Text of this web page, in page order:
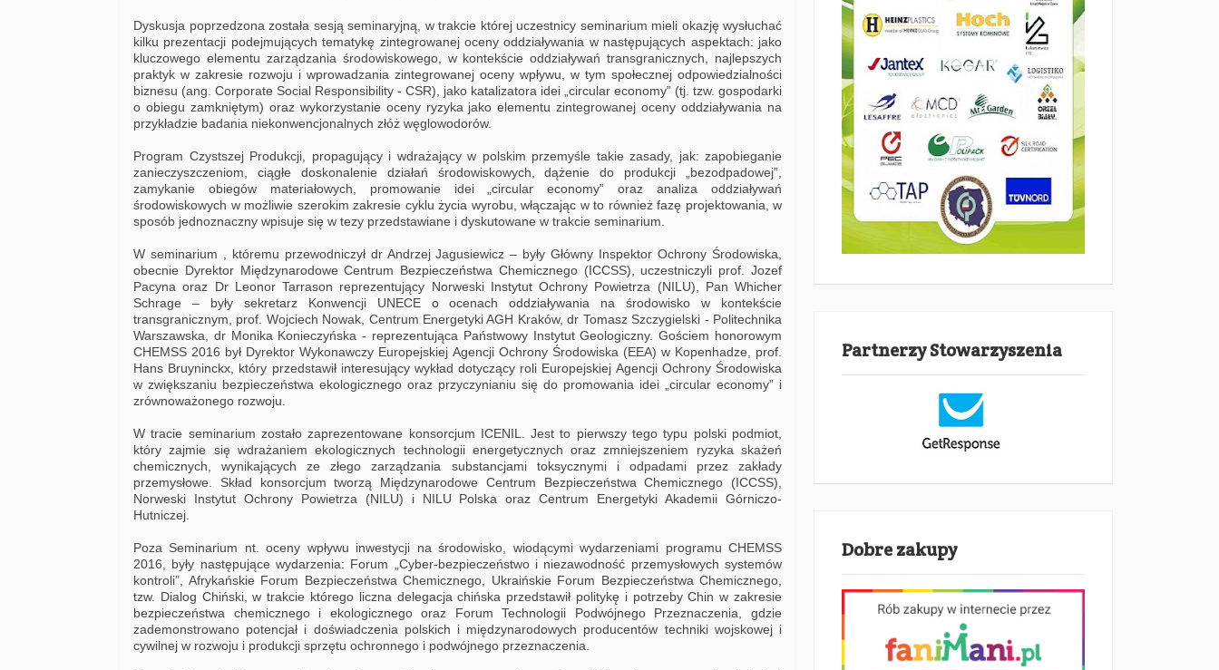
Dyskusja poprzedzona została sesją seminaryjną, w trakcie której uczestnicy seminarium mieli okazję wysłuchać
kilku prezentacji podejmujących tematykę zintegrowanej oceny oddziaływania w następujących aspektach: jako
kluczowego elementu zarządzania środowiskowego, w kontekście oddziaływań transgranicznych, najlepszych
praktyk w zakresie rozwoju i wprowadzania zintegrowanej oceny wpływu, w tym społecznej odpowiedzialności
biznesu (ang. Corporate Social Responsibility - CSR), jako katalizatora idei „circular economy” (tj. tzw. gospodarki
o obiegu zamkniętym) oraz wykorzystanie oceny ryzyka jako elementu zintegrowanej oceny oddziaływania na
przykładzie badania niekonwencjonalnych złóż węglowodorów.
Program Czystszej Produkcji, propagujący i wdrażający w polskim przemyśle takie zasady, jak: zapobieganie
zanieczyszczeniom, ciągłe doskonalenie działań środowiskowych, dążenie do produkcji „bezodpadowej”,
zamykanie obiegów materiałowych, promowanie idei „circular economy” oraz analiza oddziaływań
środowiskowych w możliwie szerokim zakresie cyklu życia wyrobu, włączając w to również fazę projektowania, w
sposób jednoznaczny wpisuje się w tezy przedstawiane i dyskutowane w trakcie seminarium.
W seminarium , któremu przewodniczył dr Andrzej Jagusiewicz – były Główny Inspektor Ochrony Środowiska,
obecnie Dyrektor Międzynarodowe Centrum Bezpieczeństwa Chemicznego (ICCSS), uczestniczyli prof. Jozef
Pacyna oraz Dr Leonor Tarrason reprezentujący Norweski Instytut Ochrony Powietrza (NILU), Pan Whicher
Schrage – były sekretarz Konwencji UNECE o ocenach oddziaływania na środowisko w kontekście
transgranicznym, prof. Wojciech Nowak, Centrum Energetyki AGH Kraków, dr Tomasz Szczygielski - Politechnika
Warszawska, dr Monika Konieczyńska - reprezentująca Państwowy Instytut Geologiczny. Gościem honorowym
CHEMSS 2016 był Dyrektor Wykonawczy Europejskiej Agencji Ochrony Środowiska (EEA) w Kopenhadze, prof.
Hans Bruyninckx, który przedstawił interesujący wykład dotyczący roli Europejskiej Agencji Ochrony Środowiska
w zwiększaniu bezpieczeństwa ekologicznego oraz przyczynianiu się do promowania idei „circular economy” i
zrównoważonego rozwoju.
W tracie seminarium zostało zaprezentowane konsorcjum ICENIL. Jest to pierwszy tego typu polski podmiot,
który zajmie się wdrażaniem ekologicznych technologii energetycznych oraz zmniejszeniem ryzyka skażeń
chemicznych, wynikających ze złego zarządzania substancjami toksycznymi i odpadami przez zakłady
przemysłowe. Skład konsorcjum tworzą Międzynarodowe Centrum Bezpieczeństwa Chemicznego (ICCSS),
Norweski Instytut Ochrony Powietrza (NILU) i NILU Polska oraz Centrum Energetyki Akademii Górniczo-
Hutniczej.
Poza Seminarium nt. oceny wpływu inwestycji na środowisko, wiodącymi wydarzeniami programu CHEMSS
2016, były następujące wydarzenia: Forum „Cyber-bezpieczeństwo i niezawodność przemysłowych systemów
kontroli”, Afrykańskie Forum Bezpieczeństwa Chemicznego, Ukraińskie Forum Bezpieczeństwa Chemicznego,
tzw. Dialog Chiński, w trakcie którego liczna delegacja chińska przedstawił politykę i potrzeby Chin w zakresie
bezpieczeństwa chemicznego i ekologicznego oraz Forum Technologii Podwójnego Przeznaczenia, gdzie
zademonstrowano potencjał i doświadczenia polskich i międzynarodowych producentów techniki wojskowej i
cywilnej w rozwoju i produkcji sprzętu ochronnego i podwójnego przeznaczenia.
Partnerzy Stowarzyszenia
Dobre zakupy